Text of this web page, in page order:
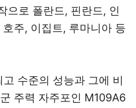
으로 폴란드, 핀란드, 인
주, 이집트, 루마니아 등
수준의 성능과 그에 비
주력 자주포인 M109A6